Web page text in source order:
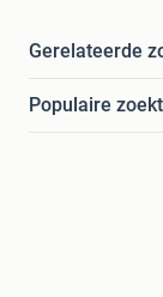
Gerelateerde
Populaire